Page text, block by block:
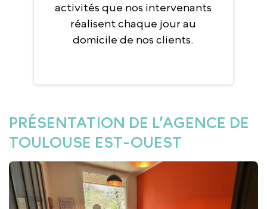
activités que nos intervenants
réalisent chaque jour au
domicile de nos clients.
PRÉSENTATION DE L’AGENCE DE
TOULOUSE EST-OUEST